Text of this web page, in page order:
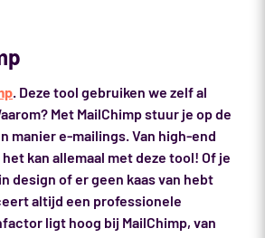
. Deze tool gebruiken we zelf al
Met MailChimp stuur je op de
manier e-mailings. Van high-end
kan allemaal met deze tool! Of je
design of er geen kaas van hebt
altijd een professionele
ligt hoog bij MailChimp, van